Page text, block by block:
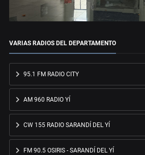
VARIAS RADIOS DEL DEPARTAMENTO
95.1 FM RADIO CITY
AM 960 RADIO YÍ
CW 155 RADIO SARANDÍ DEL YÍ
FM 90.5 OSIRIS - SARANDÍ DEL YÍ